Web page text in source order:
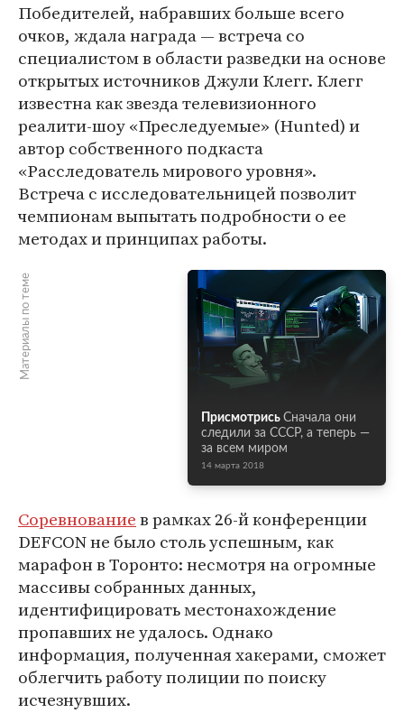
Победителей, набравших больше всего
очков, ждала награда — встреча со
специалистом в области разведки на основе
открытых источников Джули Клегг. Клегг
известна как звезда телевизионного
реалити-шоу «Преследуемые» (Hunted) и
автор собственного подкаста
«Расследователь мирового уровня».
Встреча с исследовательницей позволит
чемпионам выпытать подробности о ее
методах и принципах работы.
Материалы по теме
Присмотрись Сначала они
следили за СССР, а теперь —
за всем миром
14 марта 2018
Соревнованиев рамках 26-й конференции
DEFCON не было столь успешным, как
марафон в Торонто: несмотря на огромные
массивы собранных данных,
идентифицировать местонахождение
пропавших не удалось. Однако
информация, полученная хакерами, сможет
облегчить работу полиции по поиску
исчезнувших.